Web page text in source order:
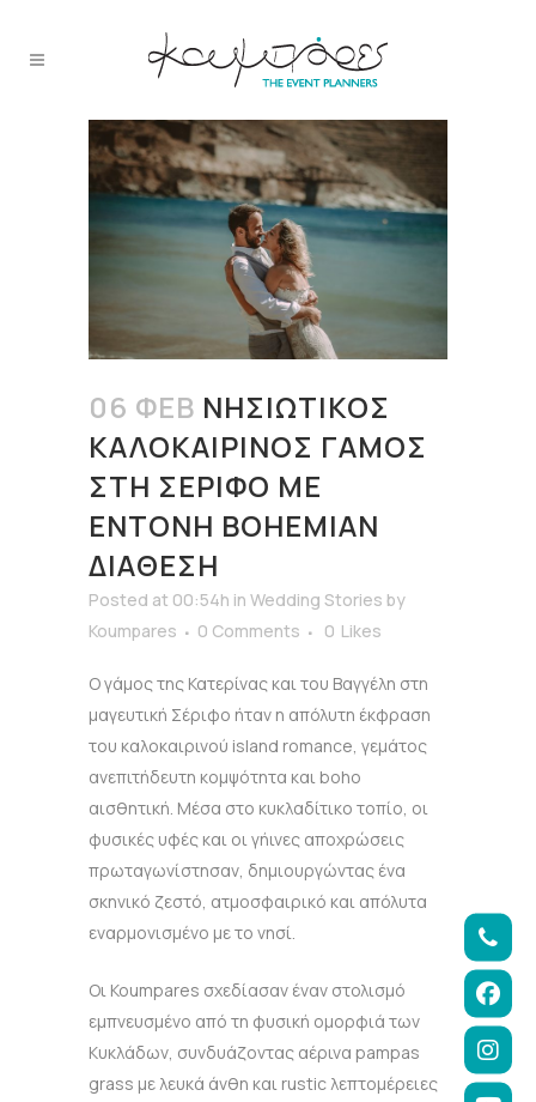
06 ΦΕΒ ΝΗΣΙΏΤΙΚΟΣ
ΚΑΛΟΚΑΙΡΙΝΌΣ ΓΆΜΟΣ
ΣΤΗ ΣΈΡΙΦΟ ΜΕ
ΈΝΤΟΝΗ BOHEMIAN
ΔΙΆΘΕΣΗ
Posted at 00:54h in Wedding Stories by
Koumpares
0 Comments 0 Likes
O γάμος της Κατερίνας και του Βαγγέλη στη
μαγευτική Σέριφο ήταν η απόλυτη έκφραση
του καλοκαιρινού island romance, γεμάτος
ανεπιτήδευτη κομψότητα και boho
αισθητική. Μέσα στο κυκλαδίτικο τοπίο, οι
φυσικές υφές και οι γήινες αποχρώσεις
πρωταγωνίστησαν, δημιουργώντας ένα
σκηνικό ζεστό, ατμοσφαιρικό και απόλυτα
εναρμονισμένο με το νησί.
Οι Koumpares σχεδίασαν έναν στολισμό
εμπνευσμένο από τη φυσική ομορφιά των
Κυκλάδων, συνδυάζοντας αέρινα pampas
grass με λευκά άνθη και rustic λεπτομέρειες